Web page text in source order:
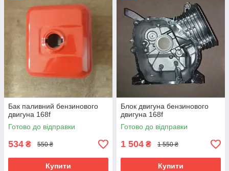
Бак паливний бензинового
двигуна 168f
Готово до відправки
534 ₴ 550 ₴
Купити
Блок двигуна бензинового
двигуна 168f
Готово до відправки
1 504 ₴ 1 550 ₴
Купити